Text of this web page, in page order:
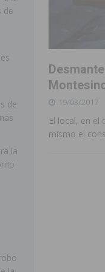
impulsa el
se prepara para dar
se viste de gala para la
con éxito las Fiestas
un incendio en la cocina
comienzo a sus fiestas
19/03/2017
El local, en el
mismo el
de
de
la